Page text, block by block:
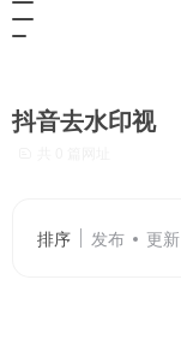
抖音去水印视
排序 发布 更新